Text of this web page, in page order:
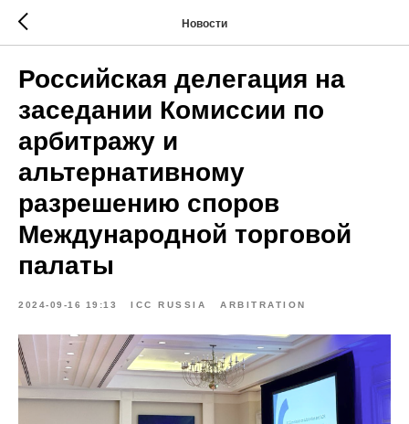
Новости
Российская делегация на
заседании Комиссии по
арбитражу и
альтернативному
разрешению споров
Международной торговой
палаты
2024-09-16 19:13 ICC RUSSIA ARBITRATION